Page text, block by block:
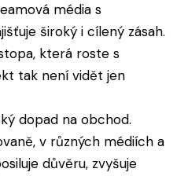
média s
široký i cílený zásah.
která roste s
tak není vidět jen
dopad na obchod.
v různých médiích a
důvěru, zvyšuje